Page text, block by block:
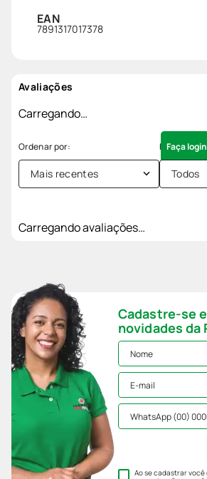
EAN
7891317017378
Avaliações
Carregando…
Faça
Mais recentes Todos
Carregando avaliações…
Cadastre-se
novidades da
Ao se cadastrar